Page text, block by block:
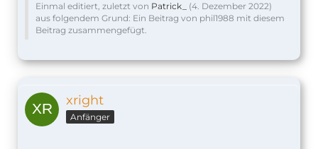
Einmal editiert, zuletzt von Patrick_ (4. Dezember 2022)
aus folgendem Grund: Ein Beitrag von phil1988 mit diesem
Beitrag zusammengefügt.
xright
Anfänger